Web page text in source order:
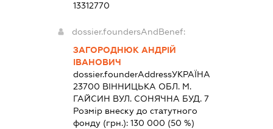
13312770
dossier.foundersAndBenef:
ЗАГОРОДНЮК АНДРІЙ
ІВАНОВИЧ
dossier.founderAddressУКРАЇНА
23700 ВIННИЦЬКА ОБЛ. М.
ГАЙСИН ВУЛ. СОНЯЧНА БУД. 7
Розмір внеску до статутного
фонду (грн.):130 000 (50 %)